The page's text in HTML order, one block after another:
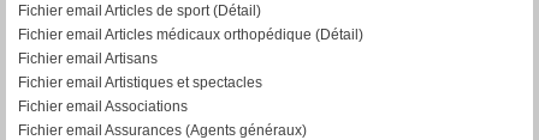
Fichier email Articles de sport (Détail)
Fichier email Articles médicaux orthopédique (Détail)
Fichier email Artisans
Fichier email Artistiques et spectacles
Fichier email Associations
Fichier email Assurances (Agents généraux)